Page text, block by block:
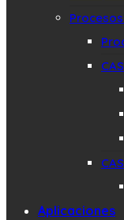
Procesos
Aplicaciones